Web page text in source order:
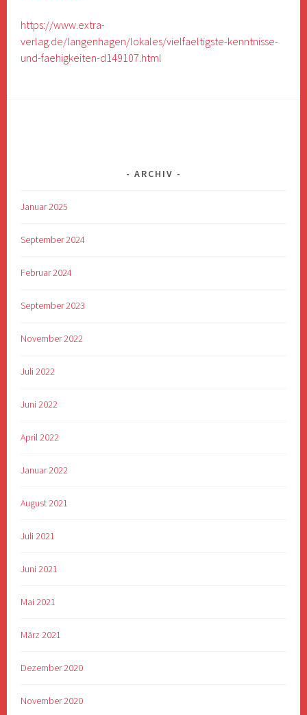
https://www.extra-
verlag.de/langenhagen/lokales/vielfaeltigste-kenntnisse-
und-faehigkeiten-d149107.html
ARCHIV
Januar 2025
September 2024
Februar 2024
September 2023
November 2022
Juli 2022
Juni 2022
April 2022
Januar 2022
August 2021
Juli 2021
Juni 2021
Mai 2021
März 2021
Dezember 2020
November 2020